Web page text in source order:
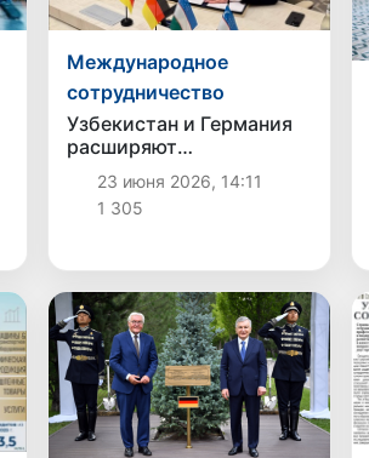
Международное
сотрудничество
Узбекистан и Германия
расширяют
сотрудничество в сфере
подготовки и
трудоустройства
23 июня 2026, 14:11
1 305